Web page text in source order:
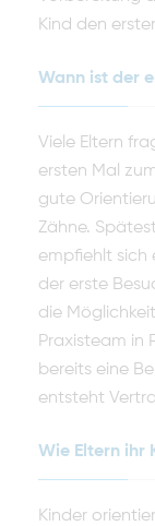
Kind den
Wann ist der
Viele Eltern
ersten Mal
gute
Zähne.
empfiehlt sich
der erste
die
Praxisteam in
bereits eine
entsteht
Wie Eltern ihr
Kinder